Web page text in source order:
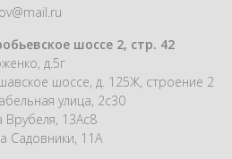
шоссе 2, стр. 42
д.5г
шоссе, д. 125Ж, строение 2
улица, 2с30
13Ас8
Садовники, 11А